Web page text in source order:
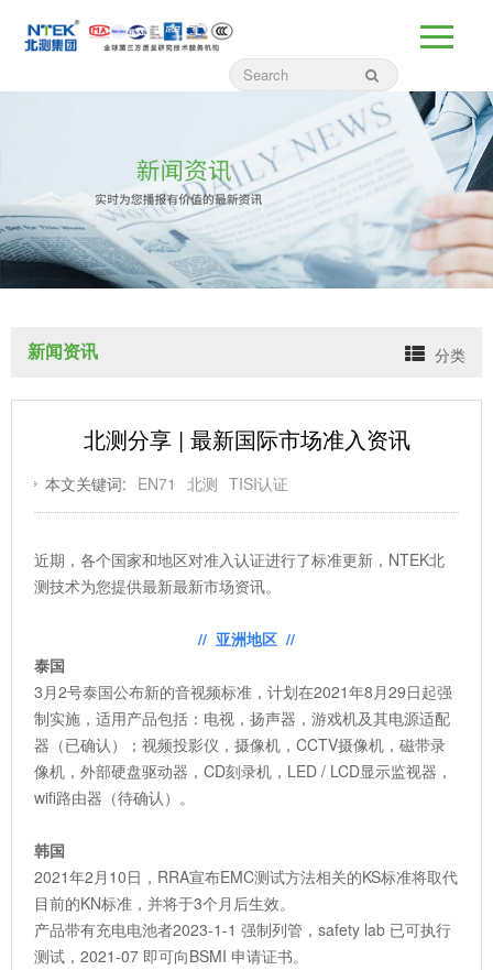
新闻资讯 分类
北测分享 | 最新国际市场准入资讯
本文关键词: EN71 北测 TISI认证
近期，各个国家和地区对准入认证进行了标准更新，NTEK北
测技术为您提供最新最新市场资讯。
// 亚洲地区 //
泰国
3月2号泰国公布新的音视频标准，计划在2021年8月29日起强
制实施，适用产品包括：电视，扬声器，游戏机及其电源适配
器（已确认）；视频投影仪，摄像机，CCTV摄像机，磁带录
像机，外部硬盘驱动器，CD刻录机，LED / LCD显示监视器，
wifi路由器（待确认）。
韩国
2021年2月10日，RRA宣布EMC测试方法相关的KS标准将取代
目前的KN标准，并将于3个月后生效。
产品带有充电电池者2023-1-1 强制列管，safety lab 已可执行
测试，2021-07 即可向BSMI 申请证书。